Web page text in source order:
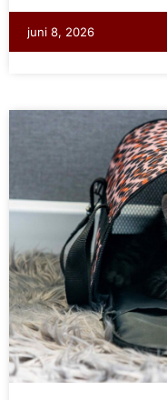
juni 8, 2026